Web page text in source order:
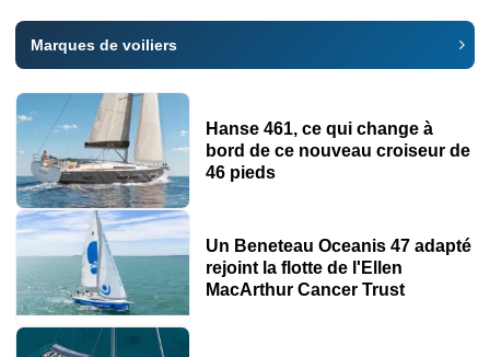
Marques de voiliers
Hanse 461, ce qui change à
bord de ce nouveau croiseur de
46 pieds
Un Beneteau Oceanis 47 adapté
rejoint la flotte de l'Ellen
MacArthur Cancer Trust